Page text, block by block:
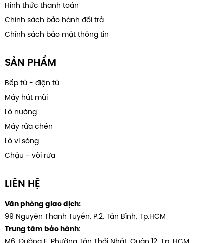
Hình thức thanh toán
Chính sách bảo hành đổi trả
Chính sách bảo mật thông tin
SẢN PHẨM
Bếp từ - điện từ
Máy hút mùi
Lò nướng
Máy rửa chén
Lò vi sóng
Chậu - vòi rửa
LIÊN HỆ
Văn phòng giao dịch:
99 Nguyễn Thanh Tuyền, P.2, Tân Bình, Tp.HCM
Trung tâm bảo hành:
M6, Đường F, Phường Tân Thới Nhất, Quân 12, Tp. HCM.